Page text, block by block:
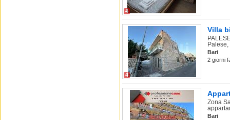
4
4
Villa
Bari
2 giorni
Zona
Bari